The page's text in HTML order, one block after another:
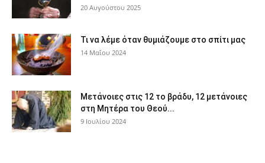
20 Αυγούστου 2025
Τι να λέμε όταν θυμιάζουμε στο σπίτι μας
14 Μαΐου 2024
Μετάνοιες στις 12 το βράδυ, 12 μετάνοιες
στη Μητέρα του Θεού...
9 Ιουλίου 2024